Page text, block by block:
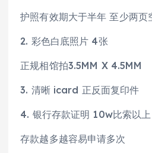
护照有效期大于半年 至少两页
2. 彩色白底照片 4张
正规相馆拍3.5MM X 4.5MM
3. 清晰 icard 正反面复印件
4. 银行存款证明 10w比索以上
存款越多越容易申请多次